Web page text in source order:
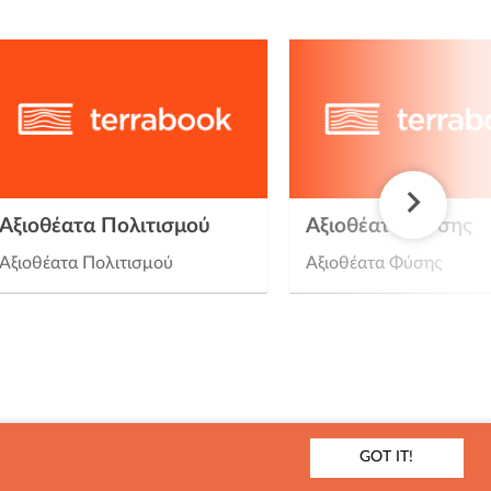
GOT IT!
Αξιοθέατα Πολιτισμού
Αξιοθέατα Πολιτισμού
Αξιοθέατα Φύσης
Αξιοθέατα Φύσης